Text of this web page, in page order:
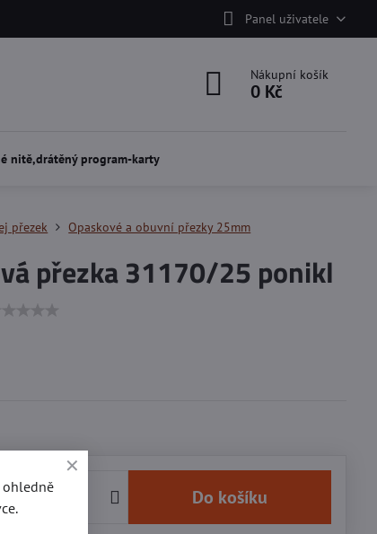
Panel uživatele
Nákupní košík
0 Kč
nitě,drátěný program-karty
přezek Opaskové a obuvní přezky 25mm
přezka 31170/25 ponikl
Do košíku
ohledně